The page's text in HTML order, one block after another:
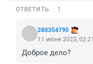
ОТВЕТИТЬ 1
280354790
11 июня 2023, 02:21
Доброе дело?